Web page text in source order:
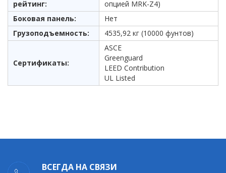
рейтинг:
опцией MRK-Z4)
Боковая панель:
Нет
Грузоподъемность:
4535,92 кг (10000 фунтов)
Сертификаты:
ASCE
Greenguard
LEED Contribution
UL Listed
ВСЕГДА НА СВЯЗИ